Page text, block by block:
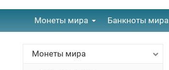
Монеты мира Банкноты мира
Монеты мира